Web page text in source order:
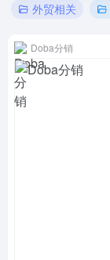
外贸相关
Doba分销